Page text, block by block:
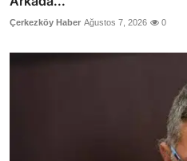
Çerkezköy Haber Ağustos 7, 2026 0